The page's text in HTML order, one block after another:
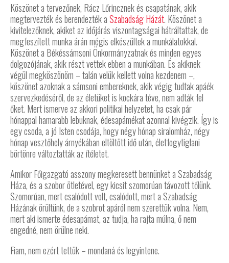
Köszönet a tervezőnek, Rácz Lőrincznek és csapatának, akik
megtervezték és berendezték aSzabadság Házát. Köszönet a
kivitelezőknek, akiket az időjárás viszontagságai hátráltattak, de
megfeszített munka árán mégis elkészültek a munkálatokkal.
Köszönet a Békéssámsoni Önkormányzatnak és minden egyes
dolgozójának, akik részt vettek ebben a munkában. És akiknek
végül megköszönöm – talán velük kellett volna kezdenem –,
köszönet azoknak a sámsoni embereknek, akik végig tudtak apáék
szervezkedéséről, de az életüket is kockára téve, nem adták fel
őket. Mert ismerve az akkori politikai helyzetet, ha csak pár
hónappal hamarabb lebuknak, édesapámékat azonnal kivégzik. Így is
egy csoda, a jó Isten csodája, hogy négy hónap siralomház, négy
hónap vesztőhely árnyékában eltöltött idő után, életfogytiglani
börtönre változtatták az ítéletet.
Amikor Főigazgató asszony megkeresett bennünket a Szabadság
Háza, és a szobor ötletével, egy kicsit szomorúan távozott tőlünk.
Szomorúan, mert csalódott volt, csalódott, mert a Szabadság
Házának örültünk, de a szobrot apáról nem szerettük volna. Nem,
mert aki ismerte édesapámat, az tudja, ha rajta múlna, ő nem
engedné, nem örülne neki.
Fiam, nem ezért tettük – mondaná és legyintene.